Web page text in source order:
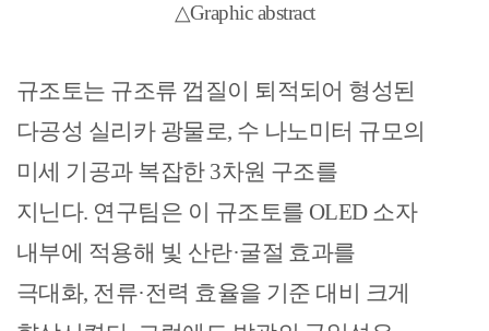
△Graphic abstract
규조토는 규조류 껍질이 퇴적되어 형성된
다공성 실리카 광물로, 수 나노미터 규모의
미세 기공과 복잡한 3차원 구조를
지닌다. 연구팀은 이 규조토를 OLED 소자
내부에 적용해 빛 산란·굴절 효과를
극대화, 전류·전력 효율을 기준 대비 크게